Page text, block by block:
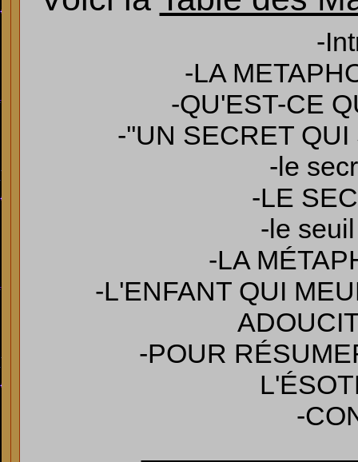
-
-LA
-QU'EST-CE
-''UN SECRET
-le
-LE
-le
-LA
-L'ENFANT QUI
-POUR
-